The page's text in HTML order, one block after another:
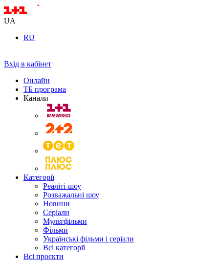
UA
RU
Вхід в кабінет
Онлайн
ТБ програма
Канали
Категорії
Реаліті-шоу
Розважальні шоу
Новини
Серіали
Мультфільми
Фільми
Українські фільми і серіали
Всі категорії
Всі проєкти